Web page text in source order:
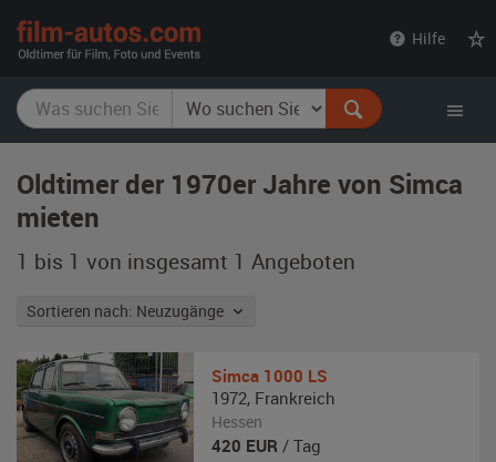
Hilfe
Oldtimer der 1970er Jahre von Simca
mieten
1 bis 1 von insgesamt 1 Angeboten
Sortieren nach: Neuzugänge
Simca 1000 LS
1972, Frankreich
Hessen
420 EUR / Tag